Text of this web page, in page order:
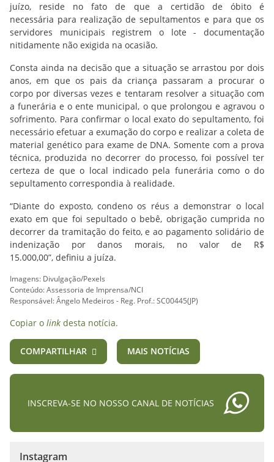
juízo, reside no fato de que a certidão de óbito é
necessária para realização de sepultamentos e para que os
servidores municipais registrem o lote - documentação
nitidamente não exigida na ocasião.
Consta ainda na decisão que a situação se arrastou por dois
anos, em que os pais da criança passaram a procurar o
corpo por diversas vezes e tentaram resolver a situação com
a funerária e o ente municipal, o que prolongou e agravou o
sofrimento. Para confirmar o local exato do sepultamento, foi
necessário efetuar a exumação do corpo e realizar a coleta de
material genético para exame de DNA. Somente com a prova
técnica, produzida no decorrer do processo, foi possível ter
certeza de que o local indicado pela funerária como o do
sepultamento correspondia à realidade.
“Diante do exposto, condeno os réus a demonstrar o local
exato em que foi sepultado o bebê, obrigação cumprida no
decorrer da tramitação do feito, e ao pagamento solidário de
indenização por danos morais, no valor de R$
15.000,00”, definiu a juíza.
Imagens: Divulgação/Pexels
Conteúdo: Assessoria de Imprensa/NCI
Responsável: Ângelo Medeiros - Reg. Prof.: SC00445(JP)
Copiar o link desta notícia.
COMPARTILHAR MAIS NOTÍCIAS
INSCREVA-SE NO NOSSO CANAL DE NOTÍCIAS
Instagram